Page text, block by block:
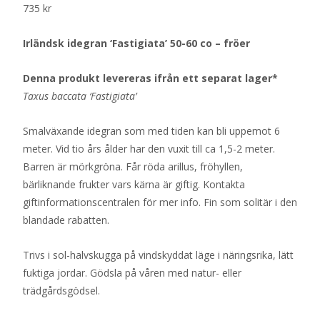
735 kr
Irländsk idegran ‘Fastigiata’ 50-60 co – fröer
Denna produkt levereras ifrån ett separat lager*
Taxus baccata ‘Fastigiata’
Smalväxande idegran som med tiden kan bli uppemot 6
meter. Vid tio års ålder har den vuxit till ca 1,5-2 meter.
Barren är mörkgröna. Får röda arillus, fröhyllen,
bärliknande frukter vars kärna är giftig. Kontakta
giftinformationscentralen för mer info. Fin som solitär i den
blandade rabatten.
Trivs i sol-halvskugga på vindskyddat läge i näringsrika, lätt
fuktiga jordar. Gödsla på våren med natur- eller
trädgårdsgödsel.